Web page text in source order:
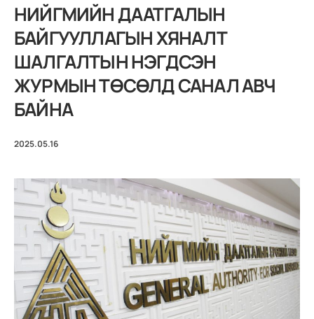
НИЙГМИЙН ДААТГАЛЫН
БАЙГУУЛЛАГЫН ХЯНАЛТ
ШАЛГАЛТЫН НЭГДСЭН
ЖУРМЫН ТӨСӨЛД САНАЛ АВЧ
БАЙНА
2025.05.16